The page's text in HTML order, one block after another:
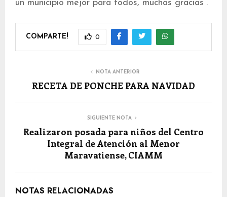
un municipio mejor para todos, muchas gracias”.
COMPARTE! 0
NOTA ANTERIOR
RECETA DE PONCHE PARA NAVIDAD
SIGUIENTE NOTA
Realizaron posada para niños del Centro
Integral de Atención al Menor
Maravatiense, CIAMM
NOTAS RELACIONADAS